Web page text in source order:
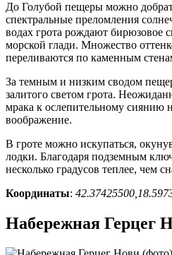
До Голубой пещеры можно
спектральные преломления
водах грота рождают бирюзовое
морской глади. Множество
переливаются по каменным
За темным и низким сводом
залитого светом грота.
мрака к ослепительному сиянию
воображение.
В гроте можно искупаться,
лодки. Благодаря подземным
несколько градусов теплее, чем
Координаты:
Набережная Герцег